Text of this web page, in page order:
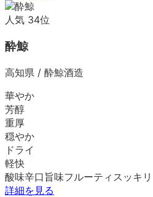
人気 34位
酔鯨
高知県 / 酔鯨酒造
華やか
芳醇
重厚
穏やか
ドライ
軽快
酸味辛口 旨味フルーティ スッキリ
詳細を見る